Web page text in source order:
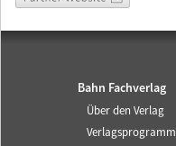
Bahn Fachverlag
Über den Verlag
Verlagsprogramm